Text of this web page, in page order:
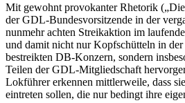
Mit gewohnt provokanter Rhetorik
der GDL-Bundesvorsitzende in der
nunmehr achten Streikaktion im
und damit nicht nur Kopfschütteln in
bestreikten DB-Konzern, sondern
Teilen der GDL-Mitgliedschaft
Lokführer erkennen mittlerweile, dass
eintreten sollen, die nur bedingt ihre